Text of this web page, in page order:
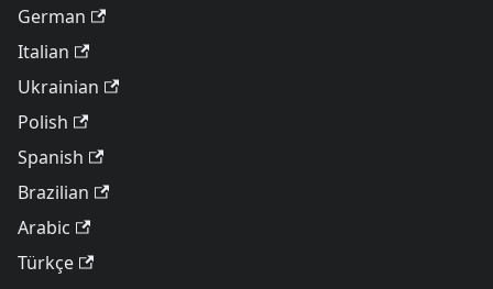
German
Italian
Ukrainian
Polish
Spanish
Brazilian
Arabic
Türkçe